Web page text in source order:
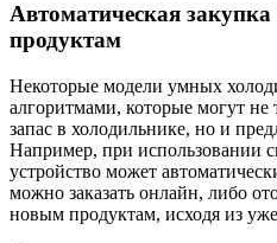
Автоматическая
продуктам
Некоторые модели умных
алгоритмами, которые могут не
запас в холодильнике, но и
Например, при использовании
устройство может
можно заказать онлайн, либо
новым продуктам, исходя из